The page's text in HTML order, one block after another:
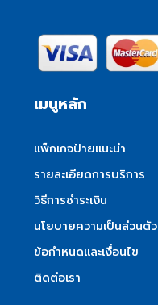
เมนูหลัก
แพ็กเกจป้ายแนะนำ
รายละเอียดการบริการ
วิธีการชำระเงิน
นโยบายความเป็นส่วนตัว
ข้อกำหนดและเงื่อนไข
ติดต่อเรา